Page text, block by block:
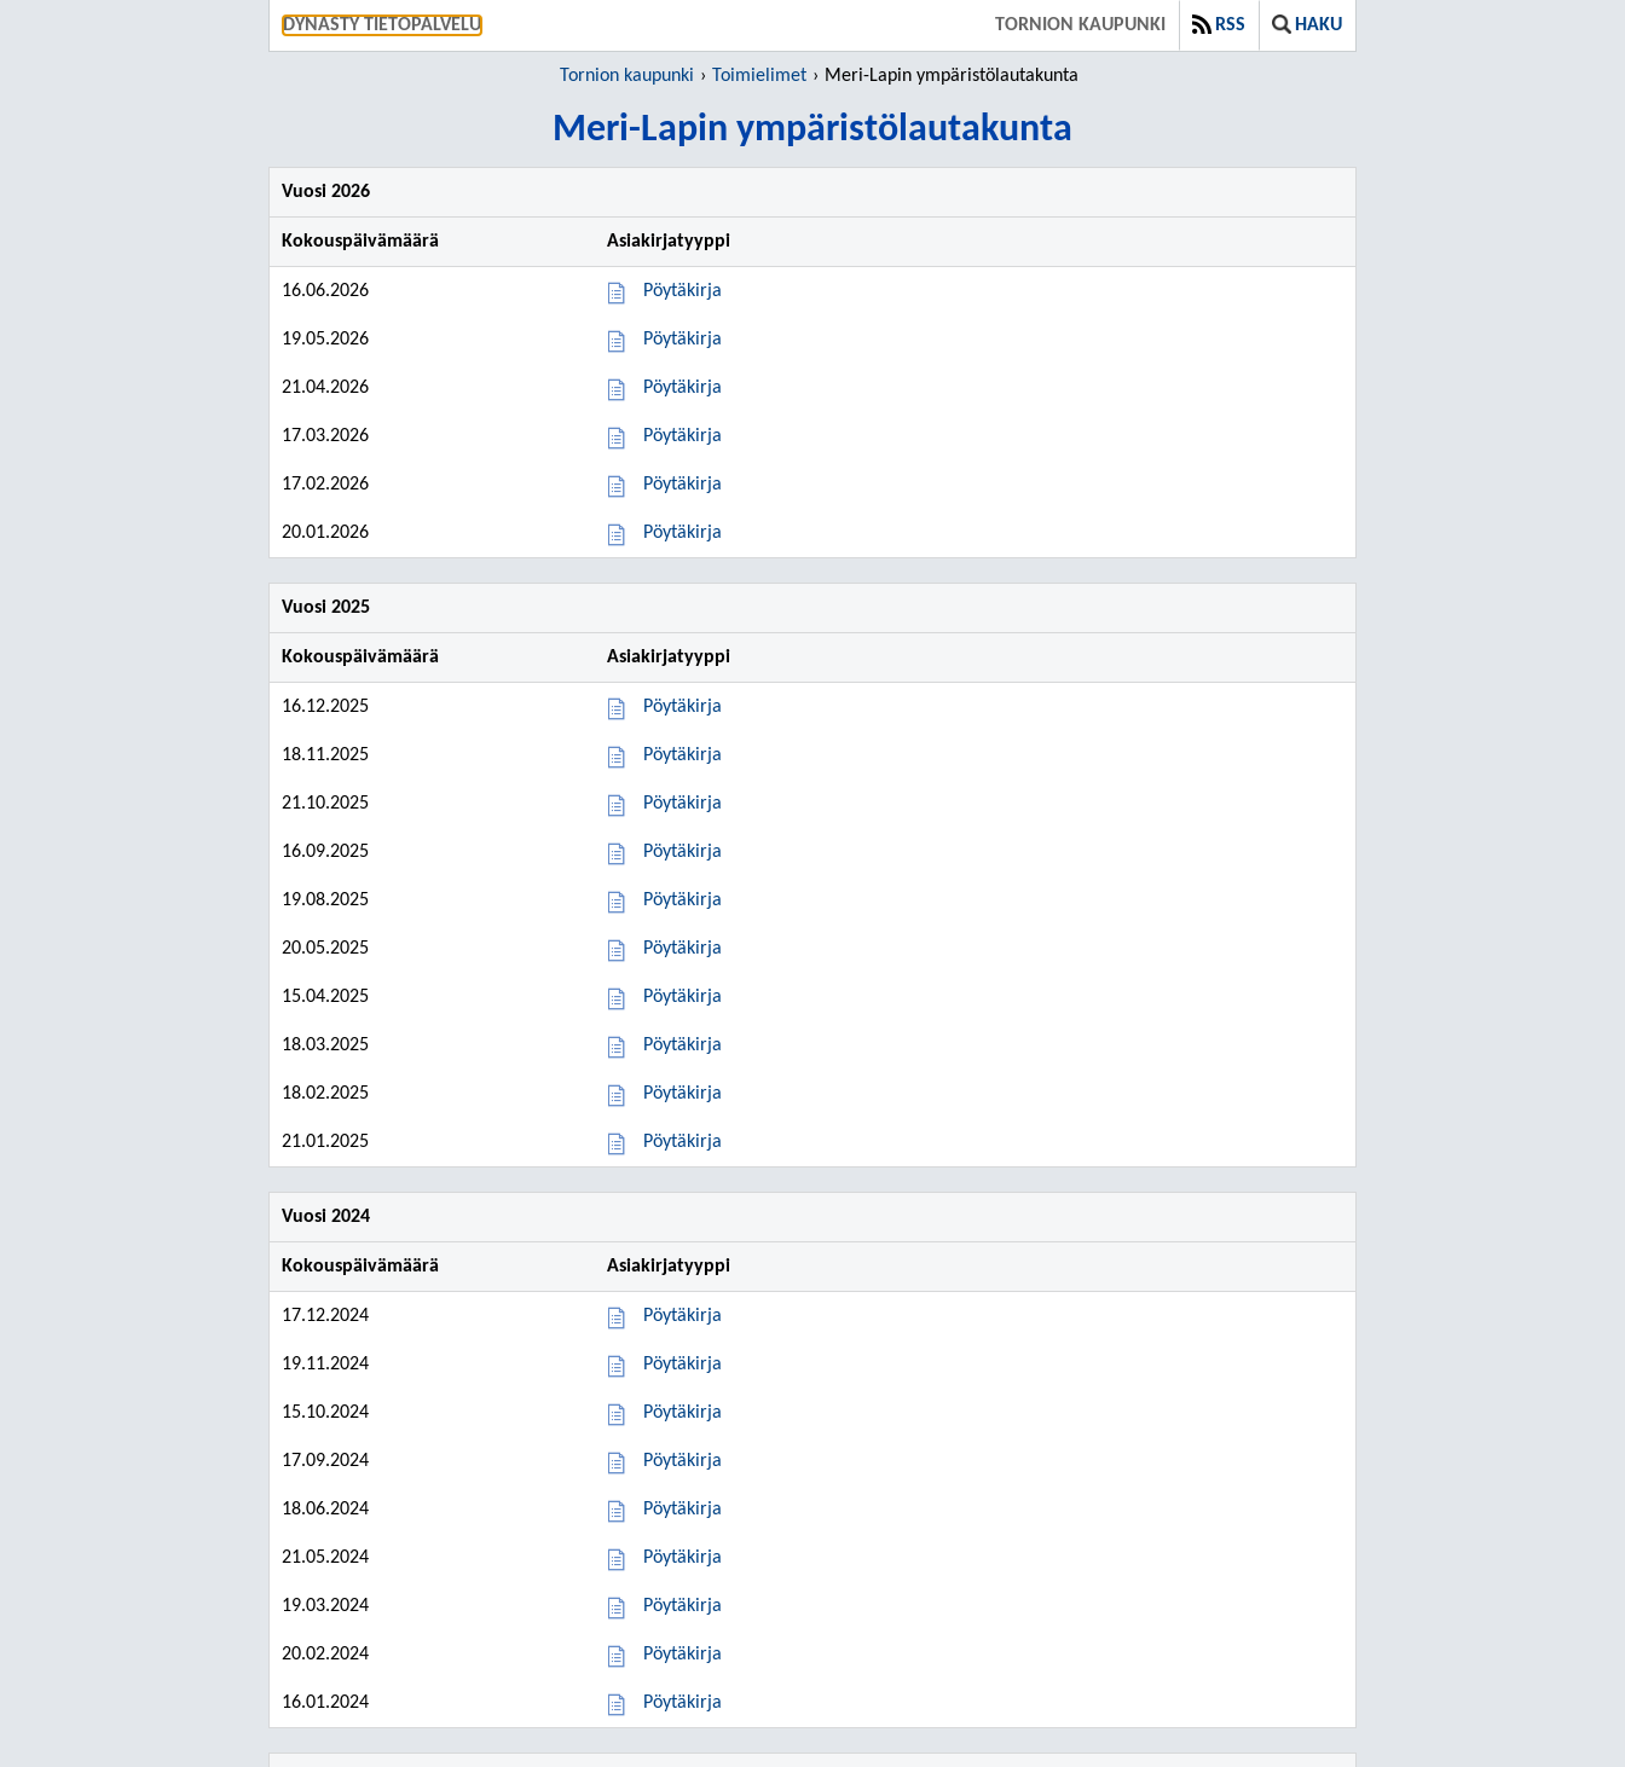
DYNASTY TIETOPALVELU TORNION KAUPUNKI RSS HAKU
Tornion kaupunki Toimielimet Meri-Lapin ympäristölautakunta
Meri-Lapin ympäristölautakunta
Vuosi 2026
Kokouspäivämäärä Asiakirjatyyppi
16.06.2026 Pöytäkirja
19.05.2026 Pöytäkirja
21.04.2026 Pöytäkirja
17.03.2026 Pöytäkirja
17.02.2026 Pöytäkirja
20.01.2026 Pöytäkirja
Vuosi 2025
Kokouspäivämäärä Asiakirjatyyppi
16.12.2025 Pöytäkirja
18.11.2025 Pöytäkirja
21.10.2025 Pöytäkirja
16.09.2025 Pöytäkirja
19.08.2025 Pöytäkirja
20.05.2025 Pöytäkirja
15.04.2025 Pöytäkirja
18.03.2025 Pöytäkirja
18.02.2025 Pöytäkirja
21.01.2025 Pöytäkirja
Vuosi 2024
Kokouspäivämäärä Asiakirjatyyppi
17.12.2024 Pöytäkirja
19.11.2024 Pöytäkirja
15.10.2024 Pöytäkirja
17.09.2024 Pöytäkirja
18.06.2024 Pöytäkirja
21.05.2024 Pöytäkirja
19.03.2024 Pöytäkirja
20.02.2024 Pöytäkirja
16.01.2024 Pöytäkirja